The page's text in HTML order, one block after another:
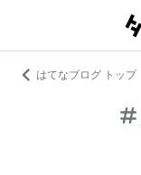
はてなブログ トップ